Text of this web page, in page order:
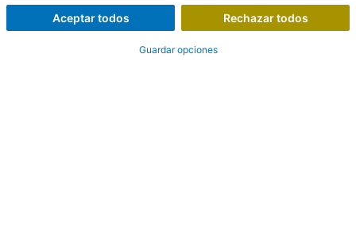
Aceptar todos Rechazar todos
Guardar opciones